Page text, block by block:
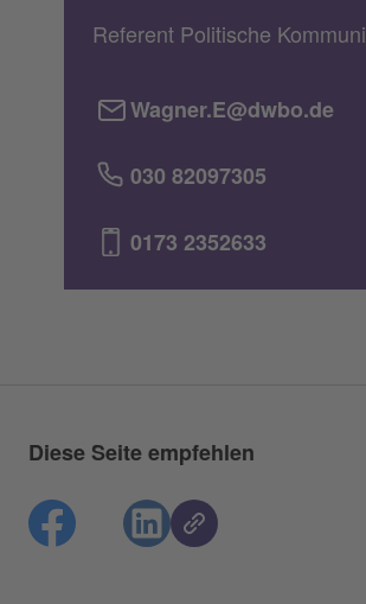
Referent Politische
Wagner.E@dwbo.de
030 82097305
0173 2352633
Diese Seite empfehlen